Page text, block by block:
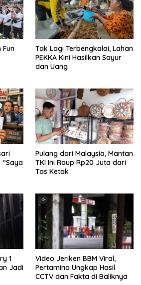
Fun
Tak Lagi Terbengkalai, Lahan
PEKKA Kini Hasilkan Sayur
dan Uang
“Saya
Pulang dari Malaysia, Mantan
TKI Ini Raup Rp20 Juta dari
Tas Ketak
1
Jadi
Video Jeriken BBM Viral,
Pertamina Ungkap Hasil
CCTV dan Fakta di Baliknya